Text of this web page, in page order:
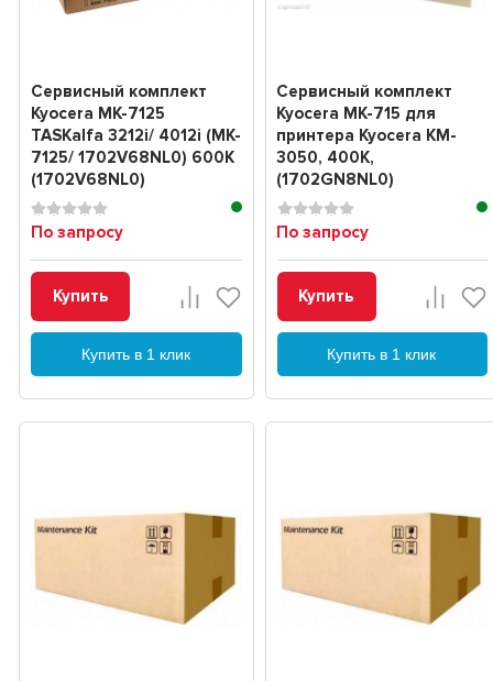
Сервисный комплект
Kyocera MK-7125
TASKalfa 3212i/ 4012i (MK-
7125/ 1702V68NL0) 600K
(1702V68NL0)
По запросу
Купить
Купить в 1 клик
Сервисный комплект
Kyocera MK-715 для
принтера Kyocera KM-
3050, 400K,
(1702GN8NL0)
По запросу
Купить
Купить в 1 клик